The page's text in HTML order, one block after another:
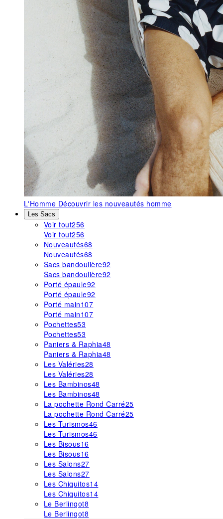
L'Homme Découvrir les nouveautés homme
Les Sacs
Voir tout256
Voir tout256
Nouveautés68
Nouveautés68
Sacs bandoulière92
Sacs bandoulière92
Porté épaule92
Porté épaule92
Porté main107
Porté main107
Pochettes53
Pochettes53
Paniers & Raphia48
Paniers & Raphia48
Les Valéries28
Les Valéries28
Les Bambinos48
Les Bambinos48
La pochette Rond Carré25
La pochette Rond Carré25
Les Turismos46
Les Turismos46
Les Bisous16
Les Bisous16
Les Salons27
Les Salons27
Les Chiquitos14
Les Chiquitos14
Le Berlingot8
Le Berlingot8